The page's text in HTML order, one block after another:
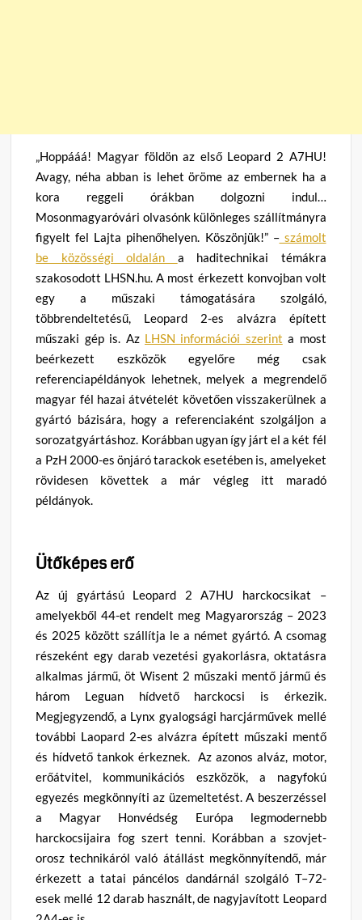
„Hoppááá! Magyar földön az első Leopard 2 A7HU!
Avagy, néha abban is lehet öröme az embernek ha a
kora reggeli órákban dolgozni indul…
Mosonmagyaróvári olvasónk különleges szállítmányra
figyelt fel Lajta pihenőhelyen. Köszönjük!” –számolt
be közösségi oldalán a haditechnikai témákra
szakosodott LHSN.hu. A most érkezett konvojban volt
egy a műszaki támogatására szolgáló,
többrendeltetésű, Leopard 2-es alvázra épített
műszaki gép is. Az LHSN információi szerint a most
beérkezett eszközök egyelőre még csak
referenciapéldányok lehetnek, melyek a megrendelő
magyar fél hazai átvételét követően visszakerülnek a
gyártó bázisára, hogy a referenciaként szolgáljon a
sorozatgyártáshoz. Korábban ugyan így járt el a két fél
a PzH 2000-es önjáró tarackok esetében is, amelyeket
rövidesen követtek a már végleg itt maradó
példányok.
Ütőképes erő
Az új gyártású Leopard 2 A7HU harckocsikat –
amelyekből 44-et rendelt meg Magyarország – 2023
és 2025 között szállítja le a német gyártó. A csomag
részeként egy darab vezetési gyakorlásra, oktatásra
alkalmas jármű, öt Wisent 2 műszaki mentő jármű és
három Leguan hídvető harckocsi is érkezik.
Megjegyzendő, a Lynx gyalogsági harcjárművek mellé
további Laopard 2-es alvázra épített műszaki mentő
és hídvető tankok érkeznek. Az azonos alváz, motor,
erőátvitel, kommunikációs eszközök, a nagyfokú
egyezés megkönnyíti az üzemeltetést. A beszerzéssel
a Magyar Honvédség Európa legmodernebb
harckocsijaira fog szert tenni. Korábban a szovjet-
orosz technikáról való átállást megkönnyítendő, már
érkezett a tatai páncélos dandárnál szolgáló T–72-
esek mellé 12 darab használt, de nagyjavított Leopard